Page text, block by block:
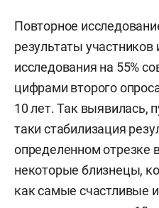
Повторное
результаты участников
исследования на 55%
цифрами второго
10 лет. Так выявилась,
таки стабилизация
определенном отрезке
некоторые близнецы,
как самые счастливые